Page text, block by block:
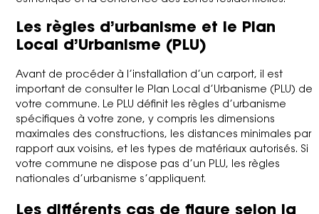
Les règles d’urbanisme et le Plan
Local d’Urbanisme (PLU)
Avant de procéder à l’installation d’un carport, il est
important de consulter le Plan Local d’Urbanisme (PLU) de
votre commune. Le PLU définit les règles d’urbanisme
spécifiques à votre zone, y compris les dimensions
maximales des constructions, les distances minimales par
rapport aux voisins, et les types de matériaux autorisés. Si
votre commune ne dispose pas d’un PLU, les règles
nationales d’urbanisme s’appliquent.